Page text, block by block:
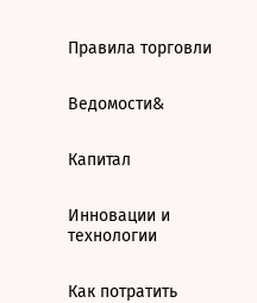
Правила торговли
Ведомости&
Капитал
Инновации и
технологии
Как потратить